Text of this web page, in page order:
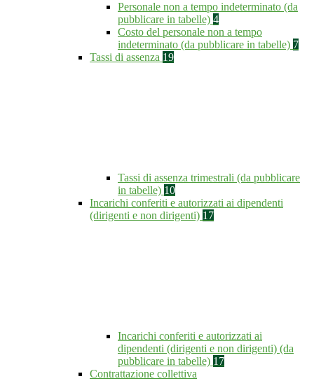
Personale non a tempo indeterminato (da
pubblicare in tabelle) 4
Costo del personale non a tempo
indeterminato (da pubblicare in tabelle) 7
Tassi di assenza 19
Tassi di assenza trimestrali (da pubblicare
in tabelle) 10
Incarichi conferiti e autorizzati ai dipendenti
(dirigenti e non dirigenti) 17
Incarichi conferiti e autorizzati ai
dipendenti (dirigenti e non dirigenti) (da
pubblicare in tabelle) 17
Contrattazione collettiva